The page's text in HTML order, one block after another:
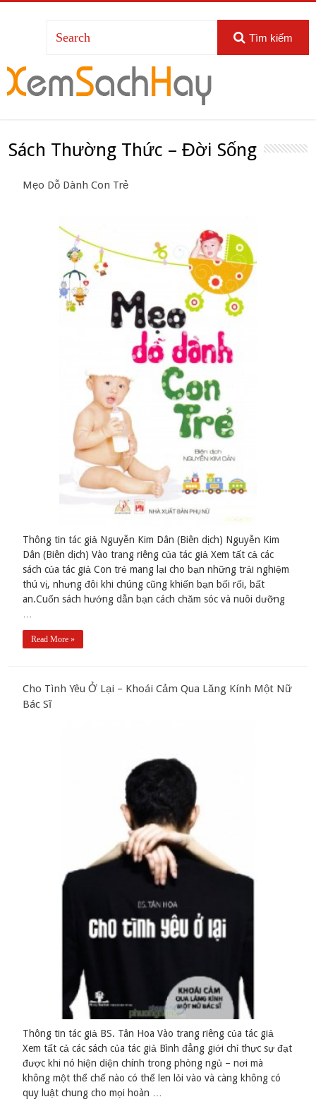
Tìm kiếm
Sách Thường Thức – Đời Sống
Mẹo Dỗ Dành Con Trẻ
Thông tin tác giả Nguyễn Kim Dân (Biên dịch) Nguyễn Kim
Dân (Biên dịch) Vào trang riêng của tác giả Xem tất cả các
sách của tác giả Con trẻ mang lại cho bạn những trải nghiệm
thú vị, nhưng đôi khi chúng cũng khiến bạn bối rối, bất
an.Cuốn sách hướng dẫn bạn cách chăm sóc và nuôi dưỡng
Read More »
Cho Tình Yêu Ở Lại – Khoái Cảm Qua Lăng Kính Một Nữ
Bác Sĩ
Thông tin tác giả BS. Tân Hoa Vào trang riêng của tác giả
Xem tất cả các sách của tác giả Bình đẳng giới chỉ thực sự đạt
được khi nó hiện diện chính trong phòng ngủ – nơi mà
không một thể chế nào có thể len lỏi vào và càng không có
quy luật chung cho mọi hoàn …